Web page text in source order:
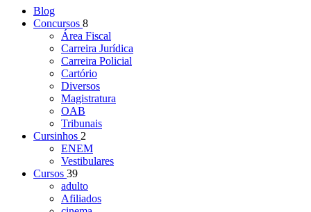
Blog
Concursos 8
Área Fiscal
Carreira Jurídica
Carreira Policial
Cartório
Diversos
Magistratura
OAB
Tribunais
Cursinhos 2
ENEM
Vestibulares
Cursos 39
adulto
Afiliados